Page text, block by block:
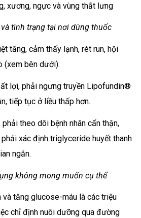
xương, ngực và vùng thắt lưng
tình trạng tại nơi dùng thuốc
tăng, cảm thấy lạnh, rét run, hội
(xem bên dưới).
lợi, phải ngưng truyền Lipofundin®
tiếp tục ở liều thấp hơn.
theo dõi bệnh nhân cẩn thận,
xác định triglyceride huyết thanh
ngắn.
không mong muốn cụ thể
và tăng glucose-máu là các triệu
chỉ định nuôi dưỡng qua đường